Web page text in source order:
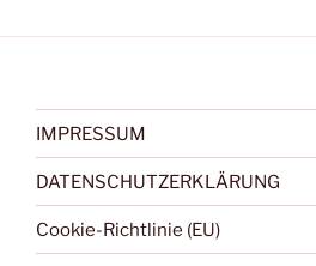
IMPRESSUM
DATENSCHUTZERKLÄRUNG
Cookie-Richtlinie (EU)